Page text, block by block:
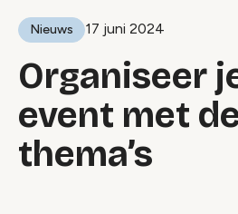
Nieuws 17 juni 2024
Organiseer
event met
thema’s